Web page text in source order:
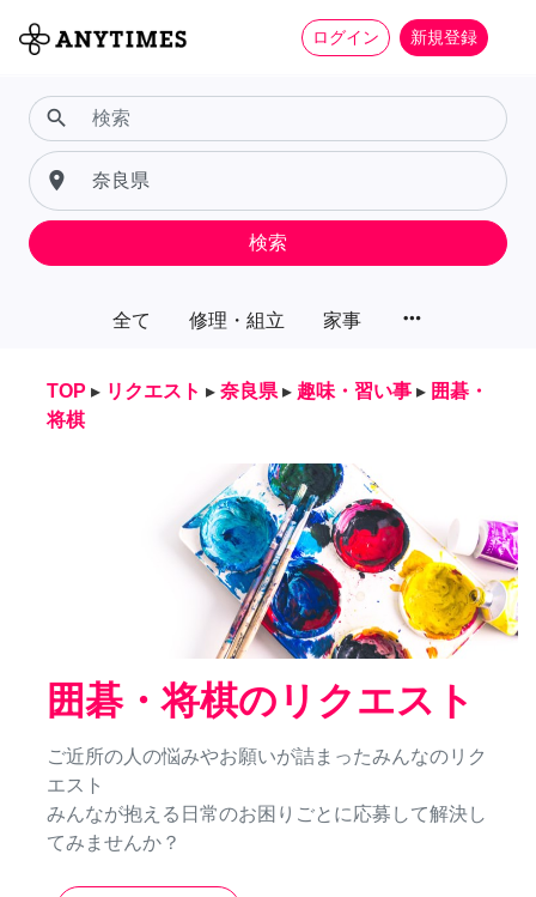
ログイン 新規登録
全て 修理・組立 家事 more_horiz
search
place
検索
TOP ▸ リクエスト ▸ 奈良県 ▸ 趣味・習い事 ▸ 囲碁・
将棋
囲碁・将棋のリクエスト
ご近所の人の悩みやお願いが詰まったみんなのリク
エスト
みんなが抱える日常のお困りごとに応募して解決し
てみませんか？